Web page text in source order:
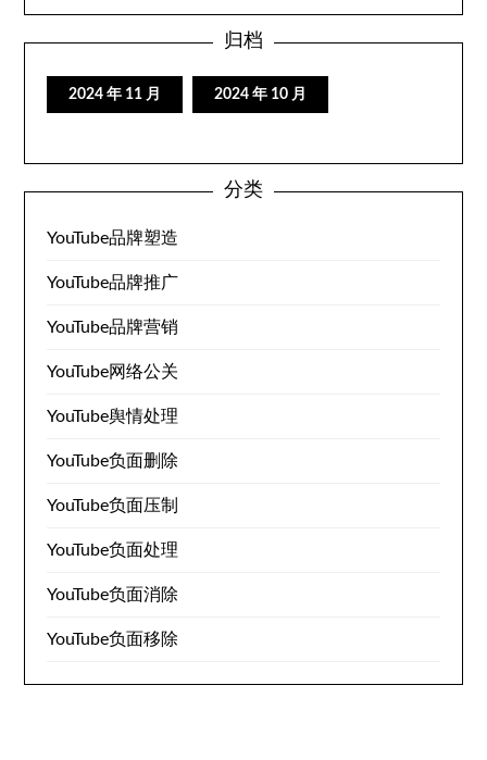
归档
2024 年 11 月 2024 年 10 月
分类
YouTube品牌塑造
YouTube品牌推广
YouTube品牌营销
YouTube网络公关
YouTube舆情处理
YouTube负面删除
YouTube负面压制
YouTube负面处理
YouTube负面消除
YouTube负面移除